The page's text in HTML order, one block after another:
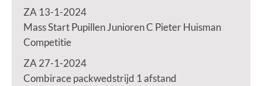
ZA 13-1-2024
Mass Start Pupillen Junioren C Pieter Huisman
Competitie
ZA 27-1-2024
Combirace packwedstrijd 1 afstand